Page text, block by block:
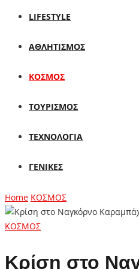
LIFESTYLE
ΑΘΛΗΤΙΣΜΟΣ
ΚΟΣΜΟΣ
ΤΟΥΡΙΣΜΟΣ
ΤΕΧΝΟΛΟΓΙΑ
ΓΕΝΙΚΕΣ
Home ΚΟΣΜΟΣ
ΚΟΣΜΟΣ
Κρίση στο